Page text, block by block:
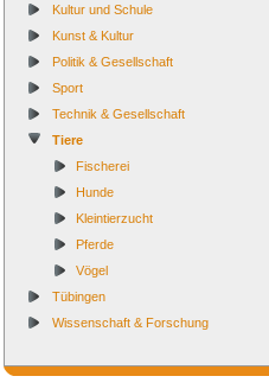
Kultur und Schule
Kunst & Kultur
Politik & Gesellschaft
Sport
Technik & Gesellschaft
Tiere
Fischerei
Hunde
Kleintierzucht
Pferde
Vögel
Tübingen
Wissenschaft & Forschung